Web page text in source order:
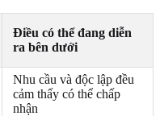
Điều có thể đang diễn
ra bên dưới
Nhu cầu và độc lập đều
cảm thấy có thể chấp
nhận